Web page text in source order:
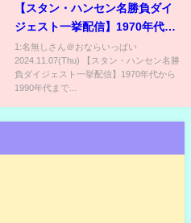
【スタン・ハンセン名勝負ダイ
ジェスト一挙配信】1970年代か
ら1990年代まで…馬場、ブロデ
ィ、テリー、鶴田、天龍、三
沢、小橋、川田…数々の盟友・
ク！！
1:名無しさん＠おならいっぱい
2024.11.07(Thu) 【スタン・ハンセン名勝
負ダイジェスト一挙配信】1970年代から
1990年代まで...